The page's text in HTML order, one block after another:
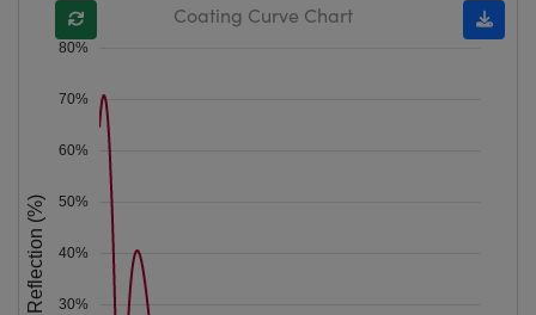
30%
40%
50%
60%
70%
80%
Reflection (%)
Coating Curve Chart